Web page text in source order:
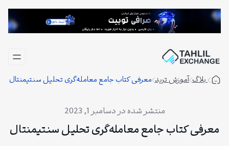
رفتن
بلاگ آموزش ترید معرفی کتاب جامع معامله‌گری تحلیل سنتیمنتال
دسامبر 1, 2023
معرفی کتاب جامع معامله‌گری تحلیل سنتیمنتال